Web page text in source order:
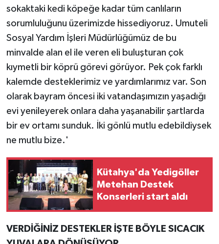
sokaktaki kedi köpeğe kadar tüm canlıların
sorumluluğunu üzerimizde hissediyoruz. Umuteli
Sosyal Yardım İşleri Müdürlüğümüz de bu
minvalde alan el ile veren eli buluşturan çok
kıymetli bir köprü görevi görüyor. Pek çok farklı
kalemde desteklerimiz ve yardımlarımız var. Son
olarak bayram öncesi iki vatandaşımızın yaşadığı
evi yenileyerek onlara daha yaşanabilir şartlarda
bir ev ortamı sunduk. İki gönlü mutlu edebildiysek
ne mutlu bize.'
Kütahya'da Yedigöller
Metehan Destek
Konserleri start aldı
VERDİĞİNİZ DESTEKLER İŞTE BÖYLE SICACIK